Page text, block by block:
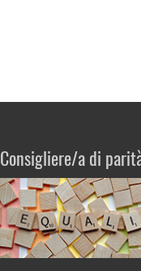
Consigliere/a di